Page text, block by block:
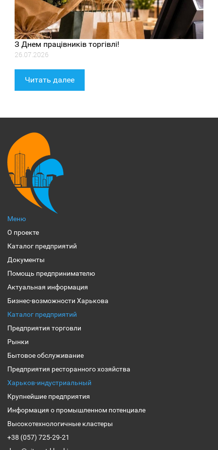
З Днем працівників торгівлі!
26.07.2026
Читать далее
Меню
О проекте
Каталог предприятий
Документы
Помощь предпринимателю
Актуальная информация
Бизнес-возможности Харькова
Каталог предприятий
Предприятия торговли
Рынки
Бытовое обслуживание
Предприятия ресторанного хозяйства
Харьков-индустриальный
Крупнейшие предприятия
Информация о промышленном потенциале
Высокотехнологичные кластеры
+38 (057) 725-29-21